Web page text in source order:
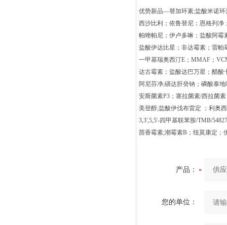
优势新品—替加环素;盐酸米诺环
西沙比利；依鲁替尼；恩格列净
帕唑帕尼；伊卢多啉；盐酸阿霉
盐酸伊达比星；非达霉素；雷帕
一甲基瑞奥西汀E；MMAF；
达古霉素；盐酸达巴万星；醋酸
阿尼芬净;磺达肝癸钠；磷酸泰
安斯菌素P3；塞拉菌素/西拉菌
美登醇;盐酸伊伐布雷定 ；利奥
3,3',5,5'-四甲基联苯胺/TMB/
茴香霉素;潮霉素B；纽莫康定；
产品：
您的单位：